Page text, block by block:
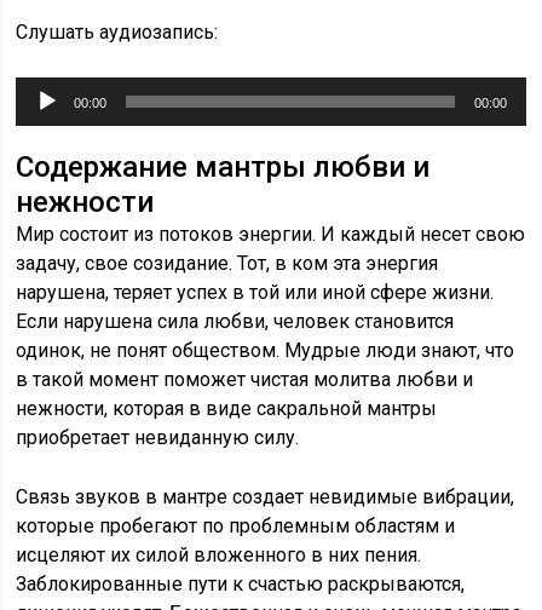
Слушать аудиозапись:
Аудиоплеер
00:00 00:00
Содержание мантры любви и
нежности
Мир состоит из потоков энергии. И каждый несет свою
задачу, свое созидание. Тот, в ком эта энергия
нарушена, теряет успех в той или иной сфере жизни.
Если нарушена сила любви, человек становится
одинок, не понят обществом. Мудрые люди знают, что
в такой момент поможет чистая молитва любви и
нежности, которая в виде сакральной мантры
приобретает невиданную силу.
Связь звуков в мантре создает невидимые вибрации,
которые пробегают по проблемным областям и
исцеляют их силой вложенного в них пения.
Заблокированные пути к счастью раскрываются,